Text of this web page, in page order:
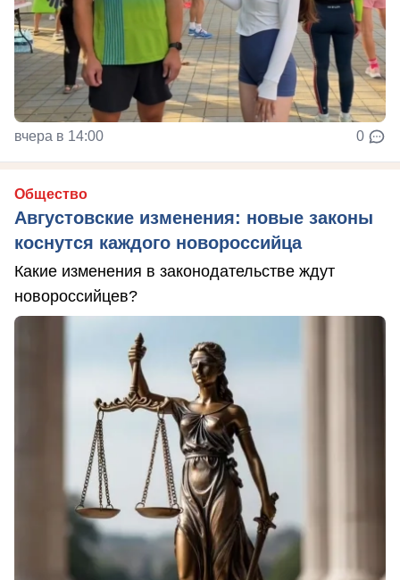
вчера в 14:00 0
Общество
Августовские изменения: новые законы
коснутся каждого новороссийца
Какие изменения в законодательстве ждут
новороссийцев?